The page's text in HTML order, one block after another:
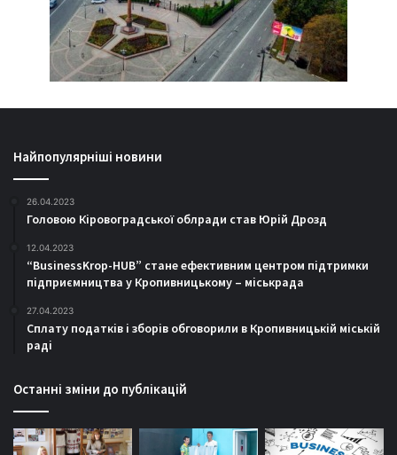
Найпопулярніші новини
26.04.2023
Головою Кіровоградської облради став Юрій Дрозд
12.04.2023
“BusinessKrop-HUB” стане ефективним центром підтримки
підприємництва у Кропивницькому – міськрада
27.04.2023
Сплату податків і зборів обговорили в Кропивницькій міській
раді
Останні зміни до публікацій